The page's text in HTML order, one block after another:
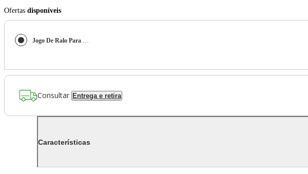
Ofertas disponíveis
Jogo De Ralo Para Pia Inox 2 Peças - Homeflex
Consultar Entrega e retira
Características